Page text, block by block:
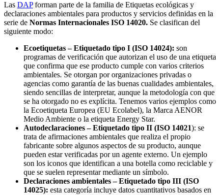
Las DAPforman parte de la familia de Etiquetas ecológicas y
declaraciones ambientales para productos y servicios definidas en la
serie de Normas Internacionales ISO 14020. Se clasifican del
siguiente modo:
Ecoetiquetas – Etiquetado tipo I (ISO 14024): son
programas de verificación que autorizan el uso de una etiqueta
que confirma que ese producto cumple con varios criterios
ambientales. Se otorgan por organizaciones privadas o
agencias como garantía de las buenas cualidades ambientales,
siendo sencillas de interpretar, aunque la metodología con que
se ha otorgado no es explícita. Tenemos varios ejemplos como
la Ecoetiqueta Europea (EU Ecolabel), la Marca AENOR
Medio Ambiente o la etiqueta Energy Star.
Autodeclaraciones – Etiquetado tipo II (ISO 14021): se
trata de afirmaciones ambientales que realiza el propio
fabricante sobre algunos aspectos de su producto, aunque
pueden estar verificadas por un agente externo. Un ejemplo
son los iconos que identifican a una botella como reciclable y
que se suelen representar mediante un símbolo.
Declaraciones ambientales – Etiquetado tipo III (ISO
14025): esta categoría incluye datos cuantitativos basados en